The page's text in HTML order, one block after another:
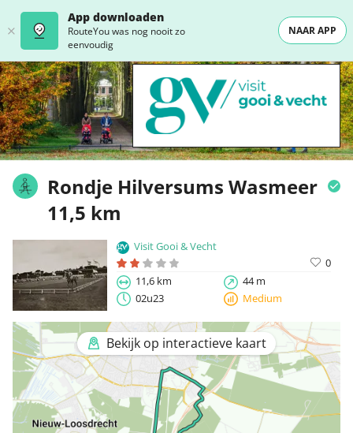
App downloaden
RouteYou was nog nooit zo
eenvoudig
NAAR APP
Rondje Hilversums Wasmeer
11,5 km
Visit Gooi & Vecht
0
11,6 km
44 m
02u23
Medium
Bekijk op interactieve kaart